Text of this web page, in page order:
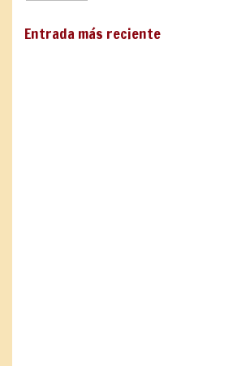
Entrada más reciente